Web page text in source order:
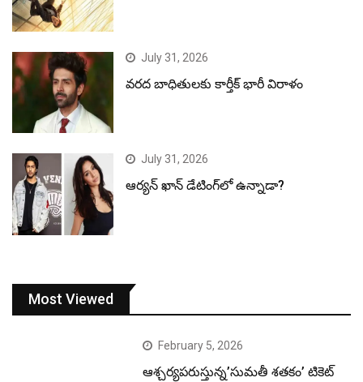
July 31, 2026
వరద బాధితులకు కార్తీక్ భారీ విరాళం
July 31, 2026
ఆర్యన్ ఖాన్ డేటింగ్‌లో ఉన్నాడా?
Most Viewed
February 5, 2026
ఆశ్చర్యపరుస్తున్న’సుమతీ శతకం’ టికెట్